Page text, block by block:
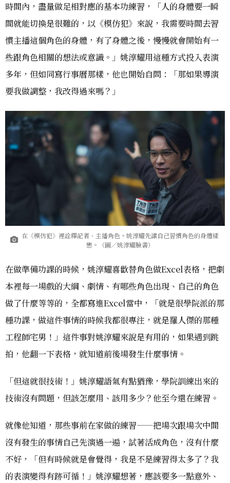
時間內，盡量做足相對應的基本功練習，「人的身體要一瞬
間就能切換是很難的，以《模仿犯》來說，我需要時間去習
慣主播這個角色的身體，有了身體之後，慢慢就會開始有一
些跟角色相關的想法或意識。」姚淳耀用這種方式投入表演
多年，但如同寫行事曆那樣，他也開始自問：「那如果導演
要我做調整，我改得過來嗎？」
在《模仿犯》裡詮釋記者、主播角色。姚淳耀先讓自己習慣角色的身體樣
態。（圖／姚淳耀臉書）
在做準備功課的時候，姚淳耀喜歡替角色做Excel表格，把劇
本裡每一場戲的大綱、劇情、有哪些角色出現、自己的角色
做了什麼等等的，全都寫進Excel當中，「就是很學院派的那
種功課，做這件事情的時候我都很專注，就是羅人傑的那種
工程師宅男！」這件事對姚淳耀來說是有用的，如果遇到跳
拍，他翻一下表格，就知道前後場發生什麼事情。
「但這就很技術！」姚淳耀語氣有點猶豫，學院訓練出來的
技術沒有問題，但該怎麼用、該用多少？他至今還在練習。
就像他知道，那些事前在家做的練習——把場次跟場次中間
沒有發生的事情自己先演過一遍，試著活成角色，沒有什麼
不好，「但有時候就是會覺得，我是不是練習得太多了？我
的表演變得有跡可循！」姚淳耀想著，應該要多一點意外、